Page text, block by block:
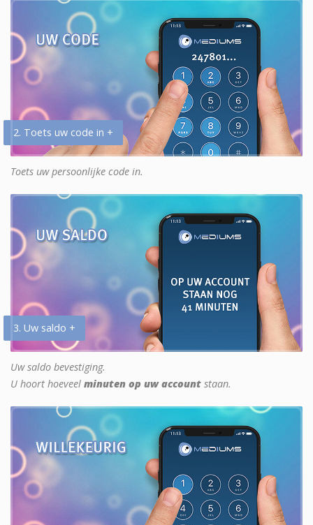
2. Toets uw code in +
Toets uw persoonlijke code in.
3. Uw saldo +
Uw saldo bevestiging.
U hoort hoeveel minuten op uw account staan.